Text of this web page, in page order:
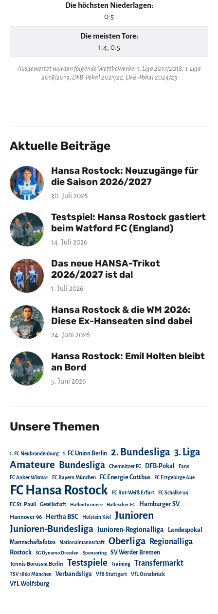
Die höchsten Niederlagen:
0:5
Die meisten Tore:
1:4, 0:5
Ausgewertet wurden folgende Wettbewerbe: 3. Liga 2017/2018, 3. Liga
2018/2019, DFB-Pokal 2021/22, DFB-Pokal 2024/25
Aktuelle Beiträge
Hansa Rostock: Neuzugänge für
die Saison 2026/2027
30. Juli 2026
Testspiel: Hansa Rostock gastiert
beim Watford FC (England)
14. Juli 2026
Das neue HANSA-Trikot
2026/2027 ist da!
1. Juli 2026
Hansa Rostock & die WM 2026:
Diese Ex-Hanseaten sind dabei
24. Juni 2026
Hansa Rostock: Emil Holten bleibt
an Bord
5. Juni 2026
Unsere Themen
1. FC Neubrandenburg 1. FC Union Berlin 2. Bundesliga 3. Liga
Amateure Bundesliga Chemnitzer FC DFB-Pokal Fans
FC Anker Wismar FC Bayern München FC Energie Cottbus FC Erzgebirge Aue
FC Hansa Rostock FC Rot-Weiß Erfurt FC Schalke 04
FC St. Pauli Gesellschaft Hallenturniere Hallescher FC Hamburger SV
Hannover 96 Hertha BSC Holstein Kiel Junioren
Junioren-Bundesliga Junioren-Regionalliga
Landespokal
Mannschaftsfotos
Nationalmannschaft Oberliga Regionalliga
Rostock SG Dynamo Dresden Sponsoring SV Werder Bremen
Tennis Borussia Berlin Testspiele Training Transfermarkt
TSV 1860 München Verbandsliga VfB Stuttgart VfL Osnabrück
VfL Wolfsburg